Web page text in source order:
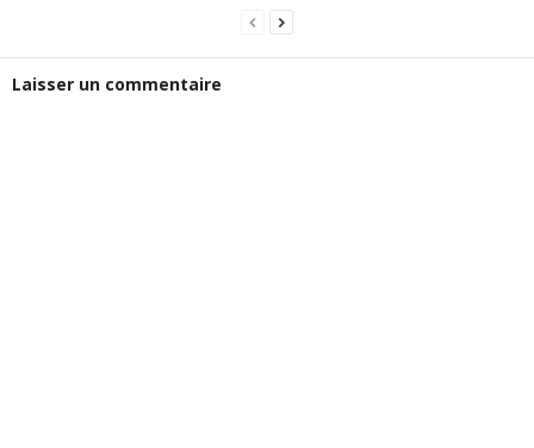
Laisser un commentaire